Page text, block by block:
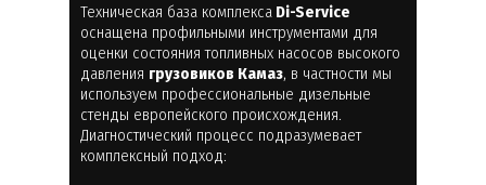
Техническая база комплекса Di-Service
оснащена профильными инструментами для
оценки состояния топливных насосов высокого
давления грузовиков Камаз, в частности мы
используем профессиональные дизельные
стенды европейского происхождения.
Диагностический процесс подразумевает
комплексный подход: